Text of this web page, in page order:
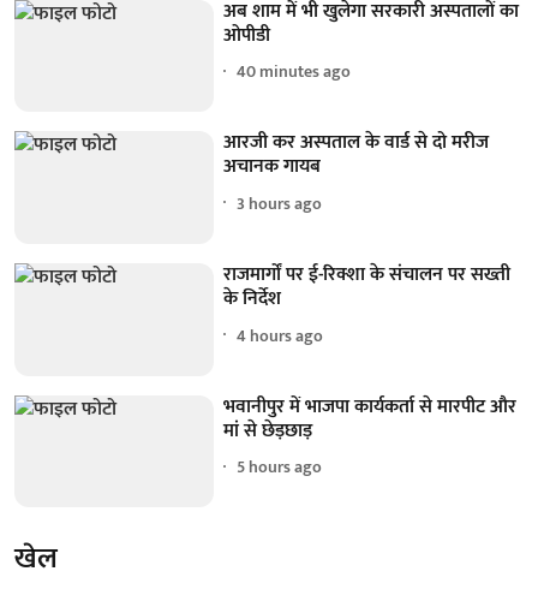
अब शाम में भी खुलेगा सरकारी अस्पतालों का
ओपीडी
40 minutes ago
आरजी कर अस्पताल के वार्ड से दो मरीज
अचानक गायब
3 hours ago
राजमार्गों पर ई-रिक्शा के संचालन पर सख्ती
के निर्देश
4 hours ago
भवानीपुर में भाजपा कार्यकर्ता से मारपीट और
मां से छेड़छाड़
5 hours ago
खेल